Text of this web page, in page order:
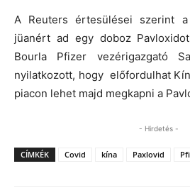
A Reuters értesülései szerint
jüanért ad egy doboz
Bourla Pfizer vezérigazgató
nyilatkozott, hogy előfordulhat
piacon lehet majd megkapni a
- Hirdetés -
CÍMKÉK Covid kína Paxlovid